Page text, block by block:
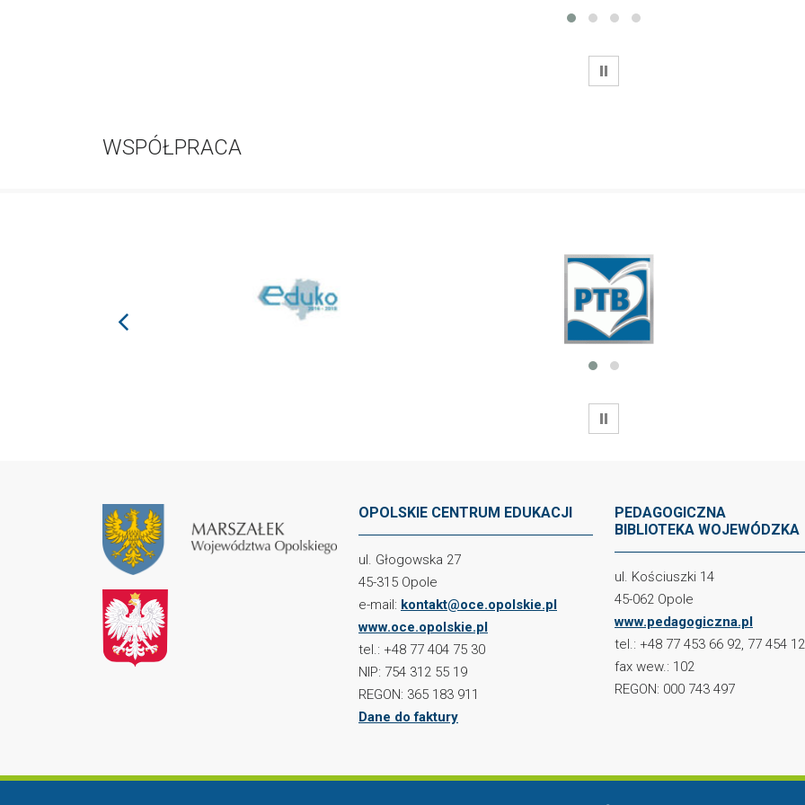
WSTRZYMAJ
WSPÓŁPRACA
prev
WSTRZYMAJ
OPOLSKIE CENTRUM EDUKACJI
ul. Głogowska 27
45-315 Opole
e-mail: kontakt@oce.opolskie.pl
www.oce.opolskie.pl
tel.: +48 77 404 75 30
NIP: 754 312 55 19
REGON: 365 183 911
Dane do faktury
PEDAGOGICZNA
BIBLIOTEKA WOJEWÓDZKA
ul. Kościuszki 14
45-062 Opole
www.pedagogiczna.pl
tel.: +48 77 453 66 92, 77 454
fax wew.: 102
REGON: 000 743 497